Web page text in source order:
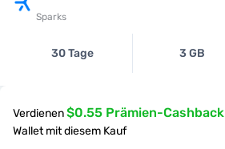
Sparks
30 Tage 3 GB
Verdienen$0.55 Prämien-Cashback
Wallet mit diesem Kauf